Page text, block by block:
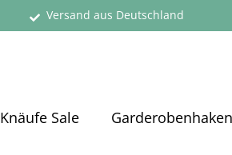
Versand aus Deutschland
Knäufe Sale Garderobenhaken